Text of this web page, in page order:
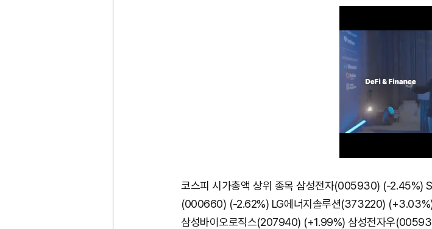
코스피 시가총액 상위 종목 삼성전자(005930) (-2.45%)
(000660) (-2.62%) LG에너지솔루션(373220)
삼성바이오로직스(207940) (+1.99%) 삼성전자우